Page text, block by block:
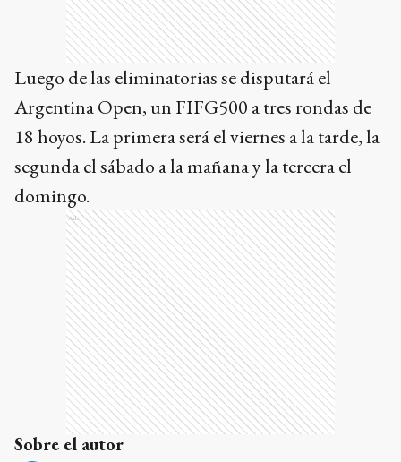
Luego de las eliminatorias se disputará el
Argentina Open, un FIFG500 a tres rondas de
18 hoyos. La primera será el viernes a la tarde, la
segunda el sábado a la mañana y la tercera el
domingo.
Ads
Sobre el autor